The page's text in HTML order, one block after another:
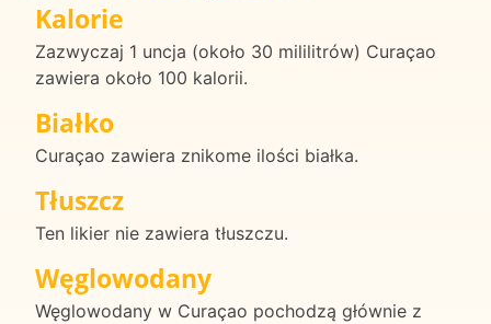
Kalorie
Zazwyczaj 1 uncja (około 30 mililitrów) Curaçao
zawiera około 100 kalorii.
Białko
Curaçao zawiera znikome ilości białka.
Tłuszcz
Ten likier nie zawiera tłuszczu.
Węglowodany
Węglowodany w Curaçao pochodzą głównie z